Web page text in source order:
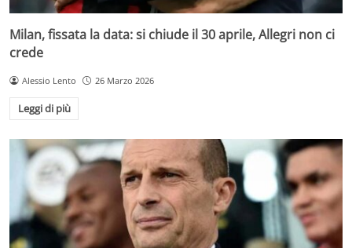
Milan, fissata la data: si chiude il 30 aprile, Allegri non ci
crede
Alessio Lento 26 Marzo 2026
Leggi di più